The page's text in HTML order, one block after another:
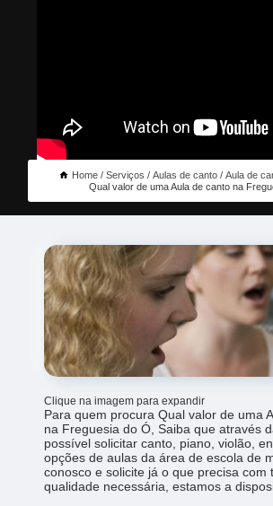
Home Serviços Aulas de canto
Aula de
Qual valor de uma Aula de canto na
Clique na imagem para expandir
Para quem procura Qual valor de uma
na Freguesia do Ó, Saiba que através
possível solicitar canto, piano, violão,
opções de aulas da área de escola de
conosco e solicite já o que precisa com
qualidade necessária, estamos a